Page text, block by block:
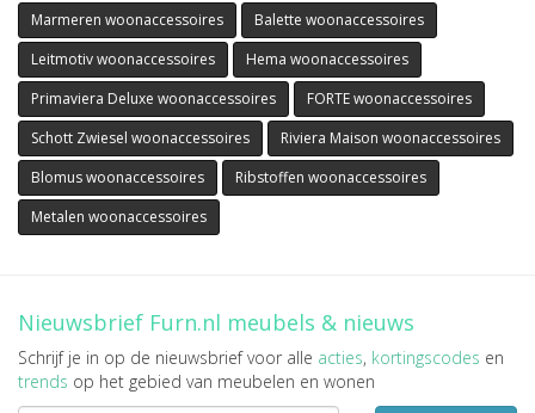
Marmeren woonaccessoires
Balette woonaccessoires
Leitmotiv woonaccessoires
Hema woonaccessoires
Primaviera Deluxe woonaccessoires
FORTE woonaccessoires
Schott Zwiesel woonaccessoires
Riviera Maison woonaccessoires
Blomus woonaccessoires
Ribstoffen woonaccessoires
Metalen woonaccessoires
Nieuwsbrief Furn.nl meubels & nieuws
Schrijf je in op de nieuwsbrief voor alle acties, kortingscodes en
trends op het gebied van meubelen en wonen